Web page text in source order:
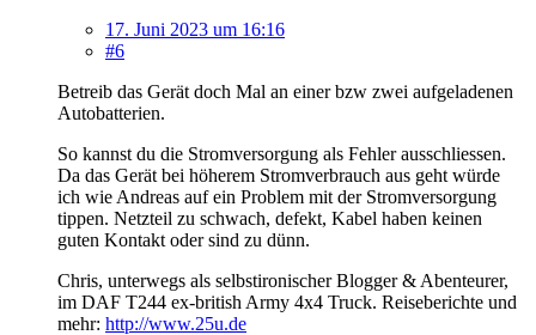
17. Juni 2023 um 16:16
#6
Betreib das Gerät doch Mal an einer bzw zwei aufgeladenen
Autobatterien.
So kannst du die Stromversorgung als Fehler ausschliessen.
Da das Gerät bei höherem Stromverbrauch aus geht würde
ich wie Andreas auf ein Problem mit der Stromversorgung
tippen. Netzteil zu schwach, defekt, Kabel haben keinen
guten Kontakt oder sind zu dünn.
Chris, unterwegs als selbstironischer Blogger & Abenteurer,
im DAF T244 ex-british Army 4x4 Truck. Reiseberichte und
mehr: http://www.25u.de